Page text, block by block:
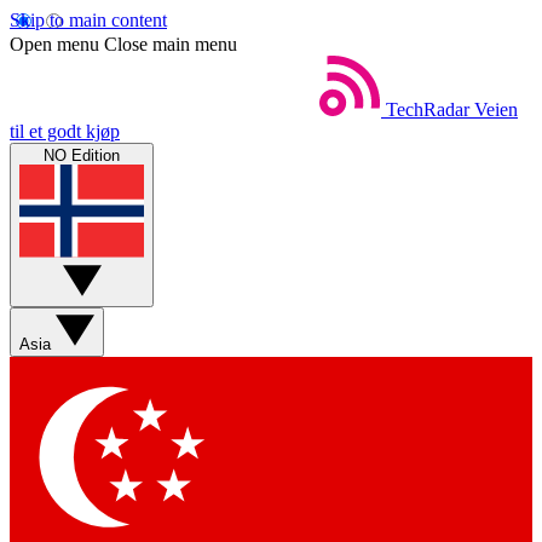
Skip to main content
Open menu Close main menu
TechRadar Veien
til et godt kjøp
NO Edition
Asia